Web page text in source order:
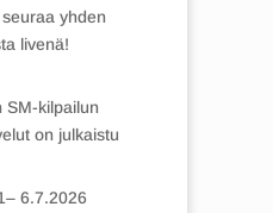
yhden
livenä!
SM-kilpailun
on julkaistu
6.7.2026